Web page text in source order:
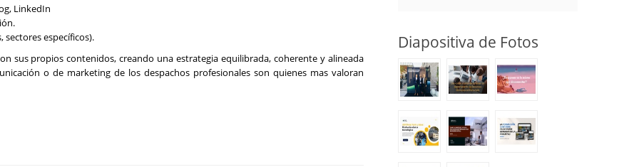
LinkedIn
específicos).
sus propios contenidos, creando una estrategia equilibrada, coherente y alineada
o de marketing de los despachos profesionales son quienes mas valoran
Diapositiva de Fotos